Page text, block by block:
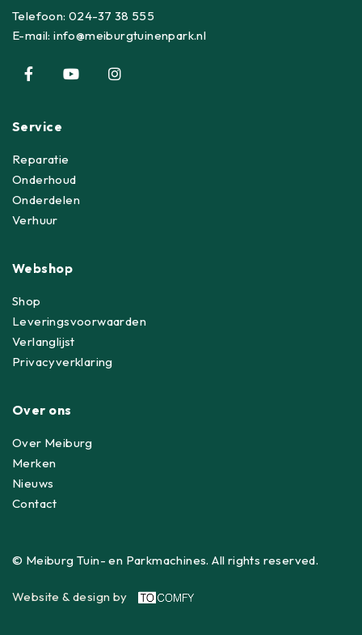
Telefoon:024-37 38 555
E-mail:info@meiburgtuinenpark.nl
Service
Reparatie
Onderhoud
Onderdelen
Verhuur
Webshop
Shop
Leveringsvoorwaarden
Verlanglijst
Privacyverklaring
Over ons
Over Meiburg
Merken
Nieuws
Contact
© Meiburg Tuin- en Parkmachines. All rights reserved.
Website & design by